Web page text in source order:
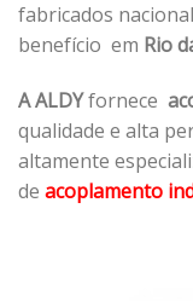
fabricados
benefício em Rio
A ALDYfornece
qualidade e alta
altamente
de acoplamento